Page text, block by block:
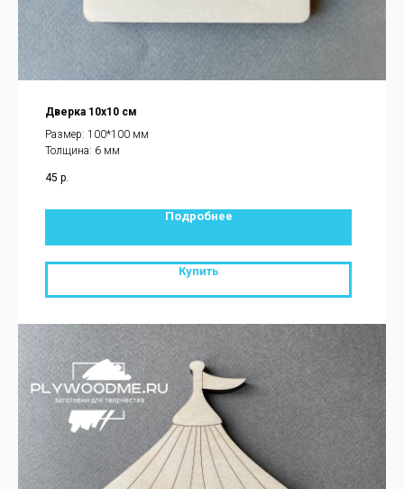
Дверка 10х10 см
Размер: 100*100 мм
Толщина: 6 мм
45 р.
Подробнее
Купить